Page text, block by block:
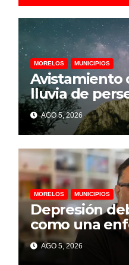
MORELOS MUNICIPIOS
Avistamiento
lluvia de
parcial
Chalcatzingo
AGO 5, 2026
MORELOS MUNICIPIOS
Depresión
como una
mental para
suicidio:
AGO 5, 2026